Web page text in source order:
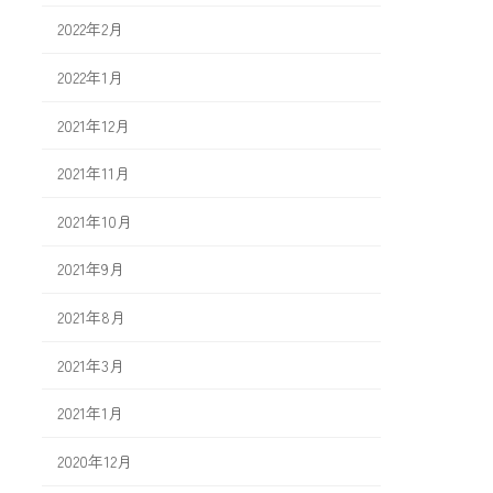
2022年2月
2022年1月
2021年12月
2021年11月
2021年10月
2021年9月
2021年8月
2021年3月
2021年1月
2020年12月